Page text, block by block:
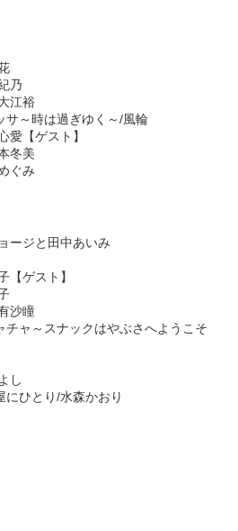
乃
江裕
～時は過ぎゆく～/風輪
【ゲスト】
冬美
ぐみ
ジと田中あいみ
ゲスト】
沙瞳
ャ～スナックはやぶさへようこそ
し
ひとり/水森かおり